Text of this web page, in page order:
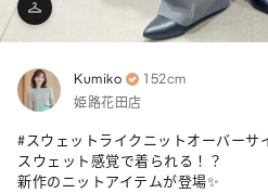
Kumiko 152cm
姫路花田店
#スウェットライクニットオーバーサ
スウェット感覚で着られる！？
新作のニットアイテムが登場✨